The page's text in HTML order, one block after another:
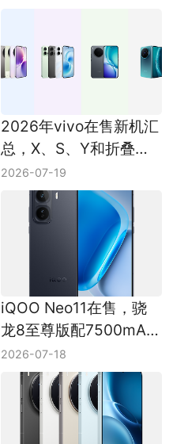
2026年vivo在售新机汇
总，X、S、Y和折叠屏
定位更新
2026-07-19
iQOO Neo11在售，骁
龙8至尊版配7500mAh
电池，主要配置梳理
2026-07-18